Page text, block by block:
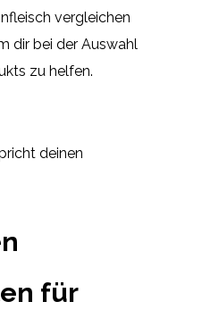
vergleichen
dir bei der Auswahl
zu helfen.
deinen
für